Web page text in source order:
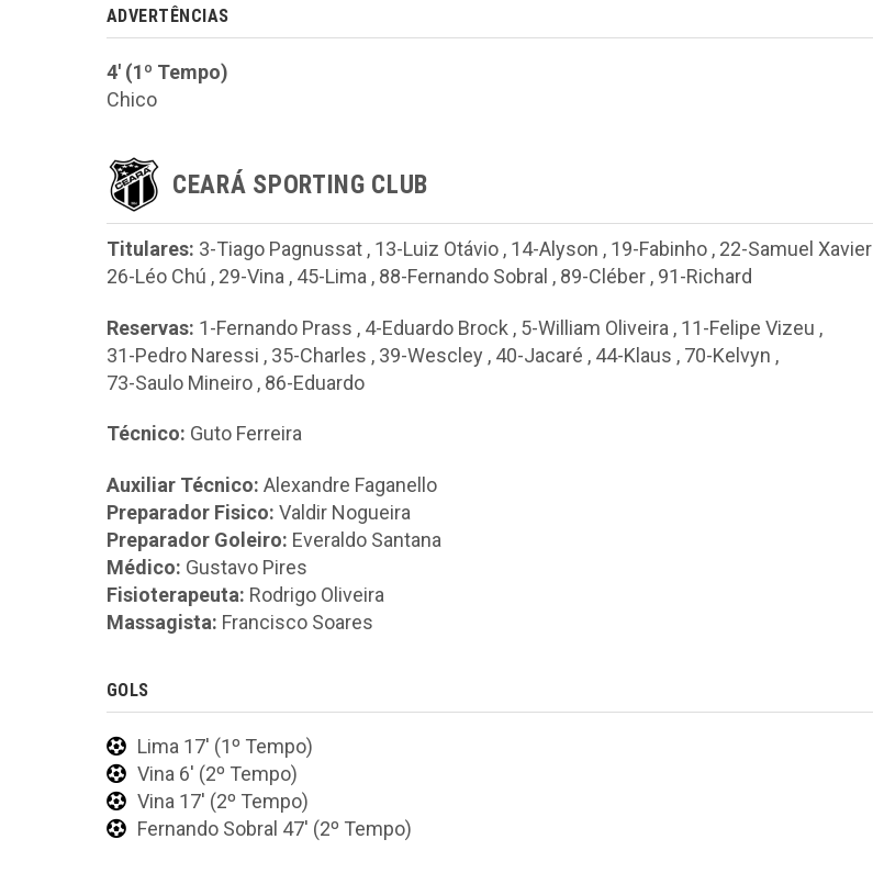
ADVERTÊNCIAS
4' (1º Tempo)
Chico
CEARÁ SPORTING CLUB
Titulares: 3-Tiago Pagnussat , 13-Luiz Otávio , 14-Alyson , 19-Fabinho , 22-Samuel Xavier
26-Léo Chú , 29-Vina , 45-Lima , 88-Fernando Sobral , 89-Cléber , 91-Richard
Reservas: 1-Fernando Prass , 4-Eduardo Brock , 5-William Oliveira , 11-Felipe Vizeu ,
31-Pedro Naressi , 35-Charles , 39-Wescley , 40-Jacaré , 44-Klaus , 70-Kelvyn ,
73-Saulo Mineiro , 86-Eduardo
Técnico: Guto Ferreira
Auxiliar Técnico: Alexandre Faganello
Preparador Fisico: Valdir Nogueira
Preparador Goleiro: Everaldo Santana
Médico: Gustavo Pires
Fisioterapeuta: Rodrigo Oliveira
Massagista: Francisco Soares
GOLS
Lima 17' (1º Tempo)
Vina 6' (2º Tempo)
Vina 17' (2º Tempo)
Fernando Sobral 47' (2º Tempo)